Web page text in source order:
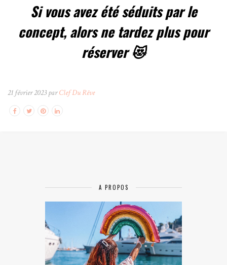
Si vous avez été séduits par le
concept, alors ne tardez plus pour
réserver 😻
21 février 2023 parClef Du Rêve
A PROPOS